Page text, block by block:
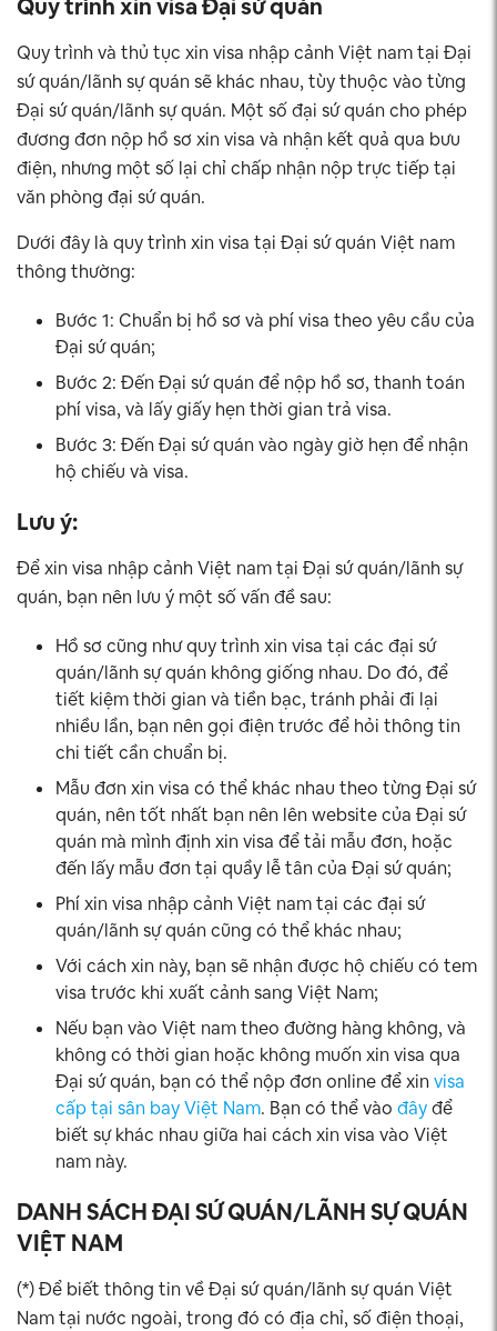
Quy trình xin visa Đại sứ quán
Quy trình và thủ tục xin visa nhập cảnh Việt nam tại Đại
sứ quán/lãnh sự quán sẽ khác nhau, tùy thuộc vào từng
Đại sứ quán/lãnh sự quán. Một số đại sứ quán cho phép
đương đơn nộp hồ sơ xin visa và nhận kết quả qua bưu
điện, nhưng một số lại chỉ chấp nhận nộp trực tiếp tại
văn phòng đại sứ quán.
Dưới đây là quy trình xin visa tại Đại sứ quán Việt nam
thông thường:
Bước 1: Chuẩn bị hồ sơ và phí visa theo yêu cầu của
Đại sứ quán;
Bước 2: Đến Đại sứ quán để nộp hồ sơ, thanh toán
phí visa, và lấy giấy hẹn thời gian trả visa.
Bước 3: Đến Đại sứ quán vào ngày giờ hẹn để nhận
hộ chiếu và visa.
Lưu ý:
Để xin visa nhập cảnh Việt nam tại Đại sứ quán/lãnh sự
quán, bạn nên lưu ý một số vấn đề sau:
Hồ sơ cũng như quy trình xin visa tại các đại sứ
quán/lãnh sự quán không giống nhau. Do đó, để
tiết kiệm thời gian và tiền bạc, tránh phải đi lại
nhiều lần, bạn nên gọi điện trước để hỏi thông tin
chi tiết cần chuẩn bị.
Mẫu đơn xin visa có thể khác nhau theo từng Đại sứ
quán, nên tốt nhất bạn nên lên website của Đại sứ
quán mà mình định xin visa để tải mẫu đơn, hoặc
đến lấy mẫu đơn tại quầy lễ tân của Đại sứ quán;
Phí xin visa nhập cảnh Việt nam tại các đại sứ
quán/lãnh sự quán cũng có thể khác nhau;
Với cách xin này, bạn sẽ nhận được hộ chiếu có tem
visa trước khi xuất cảnh sang Việt Nam;
Nếu bạn vào Việt nam theo đường hàng không, và
không có thời gian hoặc không muốn xin visa qua
Đại sứ quán, bạn có thể nộp đơn online để xinvisa
cấp tại sân bay Việt Nam. Bạn có thể vào đâyđể
biết sự khác nhau giữa hai cách xin visa vào Việt
nam này.
DANH SÁCH ĐẠI SỨ QUÁN/LÃNH SỰ QUÁN
VIỆT NAM
(*) Để biết thông tin về Đại sứ quán/lãnh sự quán Việt
Nam tại nước ngoài, trong đó có địa chỉ, số điện thoại,